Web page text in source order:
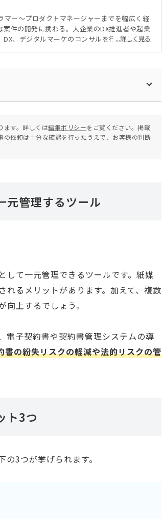
ー〜プロダクトマネージャーまでを幅広く経
件の開発に携わる。大企業のDX推進者や起業
、デジタルマーケのコンサルを行う。...詳しく見る
ます。詳しくは編集ポリシーをご覧ください。掲載
依頼は十分な確認を行ったうえで、お客様の判断
元管理するツール
して一元管理できるツールです。紙媒
れるメリットがあります。加えて、複数
上するでしょう。
電子契約書や契約書管理システムの導
書の紛失リスクの軽減や法的リスクの管
ト3つ
3つが挙げられます。